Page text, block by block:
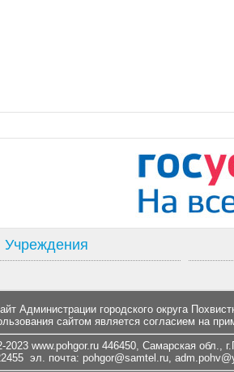
Учреждения
Администрации городского округа
сайтом является согласием на
2023 www.pohgor.ru 446450, Самарская обл.,
эл. почта: pohgor@samtel.ru,